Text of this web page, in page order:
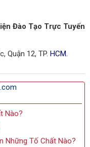
Đào Tạo Trực Tuyến
Quận 12, TP. HCM.
Nào?
Những Tố Chất Nào?